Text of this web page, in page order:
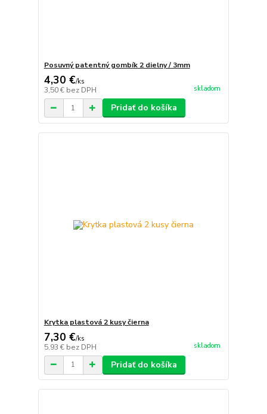
Posuvný patentný gombík 2 dielny / 3mm
4,30 €/ks
3,50 € bez DPH skladom
Pridať do košíka
Krytka plastová 2 kusy čierna
7,30 €/ks
5,93 € bez DPH skladom
Pridať do košíka